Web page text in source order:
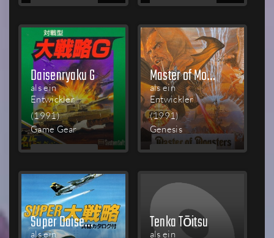
MEHR MEHR
Daisenryaku G
als ein
Entwickler
(1991)
Game Gear
MEHR
Master of Monsters
als ein
Entwickler
(1991)
Genesis
MEHR
Super Daisenryaku
als ein
Tenka Tōitsu
als ein